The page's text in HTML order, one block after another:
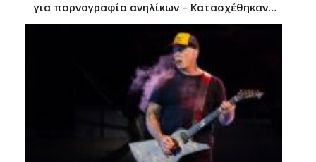
για πορνογραφία ανηλίκων – Κατασχέθηκαν…